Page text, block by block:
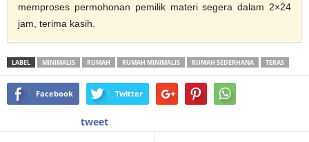
memproses permohonan pemilik materi segera dalam 2×24
jam, terima kasih.
LABEL MINIMALIS RUMAH RUMAH MINIMALIS RUMAH SEDERHANA TERAS
Facebook Twitter
tweet